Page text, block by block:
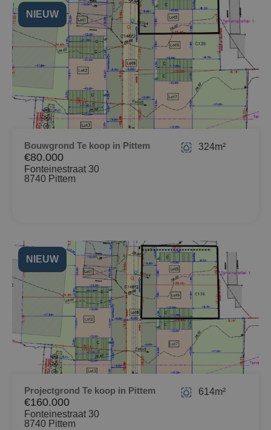
NIEUW
Bouwgrond Te koop in Pittem
€80.000
Fonteinestraat 30
8740 Pittem
324m²
NIEUW
Projectgrond Te koop in Pittem
€160.000
Fonteinestraat 30
8740 Pittem
614m²